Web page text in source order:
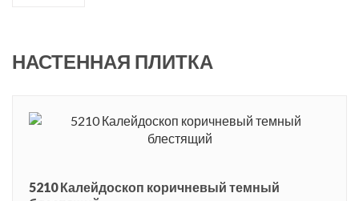
НАСТЕННАЯ ПЛИТКА
5210 Калейдоскоп коричневый темный